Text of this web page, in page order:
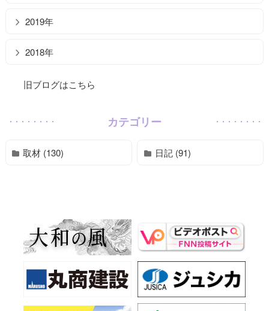
2019年
2018年
旧ブログはこちら
カテゴリー
取材 (130) 日記 (91)